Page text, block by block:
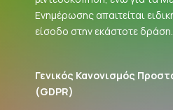
Ενημέρωσης απαιτείται
είσοδο στην εκάστοτε δράση.
Γενικός Κανονισμός
(GDPR)